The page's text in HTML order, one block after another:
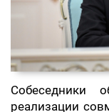
Собеседники
реализации